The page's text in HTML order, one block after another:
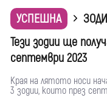
УСПЕШНА
Тези зодии ще
септември 2023
Края на лятото носи
3 зодии, които през